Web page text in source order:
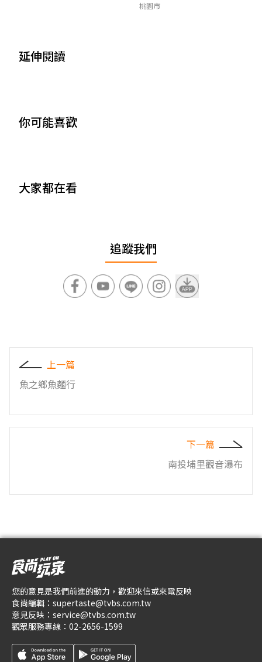
桃園市
延伸閱讀
你可能喜歡
大家都在看
追蹤我們
上一篇
魚之鄉魚麵行
下一篇
南投埔里觀音瀑布
您的意見是我們前進的動力，歡迎來信或來電反映
食尚編輯： supertaste@tvbs.com.tw
意見反映： service@tvbs.com.tw
觀眾服務專線： 02-2656-1599